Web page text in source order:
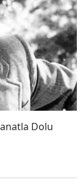
Dolu